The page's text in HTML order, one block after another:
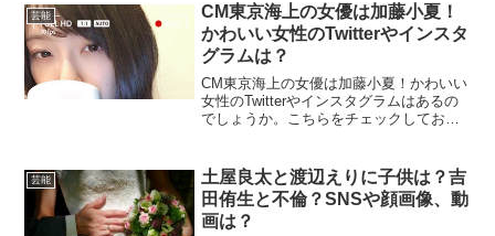
と話題を読んでいます。２...
芸能
CM東京海上の女優は加藤小夏！
かわいい女性のTwitterやインスタ
グラムは？
CM東京海上の女優は加藤小夏！かわいい
女性のTwitterやインスタグラムはあるの
でしょうか。こちらをチェックしておけ
海上の女優は加藤小夏！かわいい女性の
Twitte...
芸能
土屋良太と渡辺えりに子供は？吉
田侑生と不倫？SNSや顔画像、動
画は？